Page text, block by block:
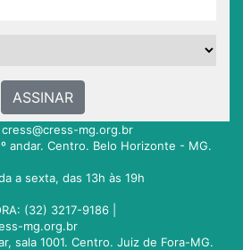
ASSINAR
cress@cress-mg.org.br
andar. Centro. Belo Horizonte - MG.
a sexta, das 13h às 19h
(32) 3217-9186 |
mg.org.br
sala 1001. Centro. Juiz de Fora-MG.